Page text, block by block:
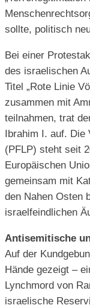
sollte, politisch
Bei einer
des israelischen
Titel „Rote Linie
zusammen mit
teilnahmen, trat
Ibrahim I. auf.
(PFLP) steht seit
Europäischen
gemeinsam mit
den Nahen Osten
israelfeindlichen
Antisemitische
Auf der
Hände gezeigt –
Lynchmord von
israelische